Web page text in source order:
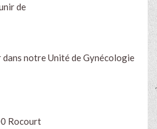
de
notre Unité de Gynécologie
Rocourt